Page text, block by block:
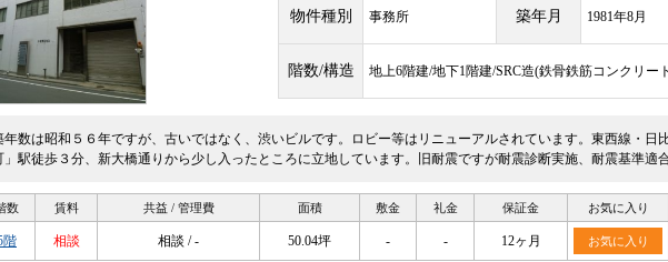
物件種別 事務所 築年月 1981年8月
階数/構造 地上6階建/地下1階建/SRC造(鉄骨鉄筋コンクリー
年数は昭和５６年ですが、古いではなく、渋いビルです。ロビー等はリニューアルされています。東西線・日
」駅徒歩３分、新大橋通りから少し入ったところに立地しています。旧耐震ですが耐震診断実施、耐震基準適合
数 賃料 共益 / 管理費 面積 敷金 礼金 保証金 お気に入り
階 相談 相談 / - 50.04坪 - - 12ヶ月 お気に入り